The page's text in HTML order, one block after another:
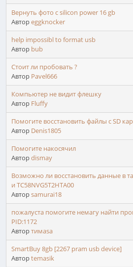
Вернуть фото с silicon power 16 gb
Авторeggknocker
help impossibl to format usb
Автор bub
Стоит ли пробовать ?
Автор Pavel666
Компьютер не видит флешку
Автор Fluffy
Помогите восстановить файлы с SD
Автор Denis1805
Помогите накосячил
Авторdismay
Возможно ли восстановить данные в
и TC58NVG5T2HTA00
Авторsamurai18
пожалуста помогите немагу найти
PID:1172
Автортимasa
SmartBuy 8gb [2267 pram usb device]
Авторtemasik